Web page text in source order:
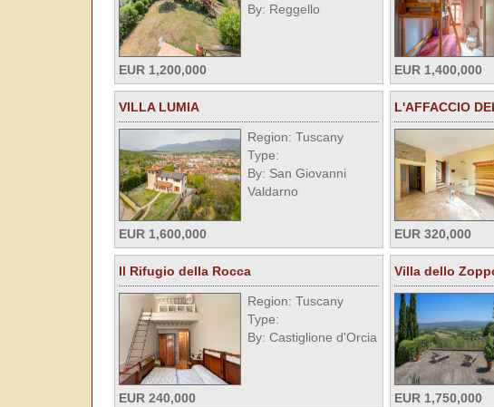
By: Reggello
EUR 1,200,000 EUR 1,400,000
VILLA LUMIA
Region: Tuscany
Type:
By: San Giovanni
Valdarno
EUR 1,600,000
L'AFFACCIO
EUR 320,000
Il Rifugio della Rocca
Region: Tuscany
Type:
By: Castiglione d'Orcia
EUR 240,000
Villa dello
EUR 1,750,000